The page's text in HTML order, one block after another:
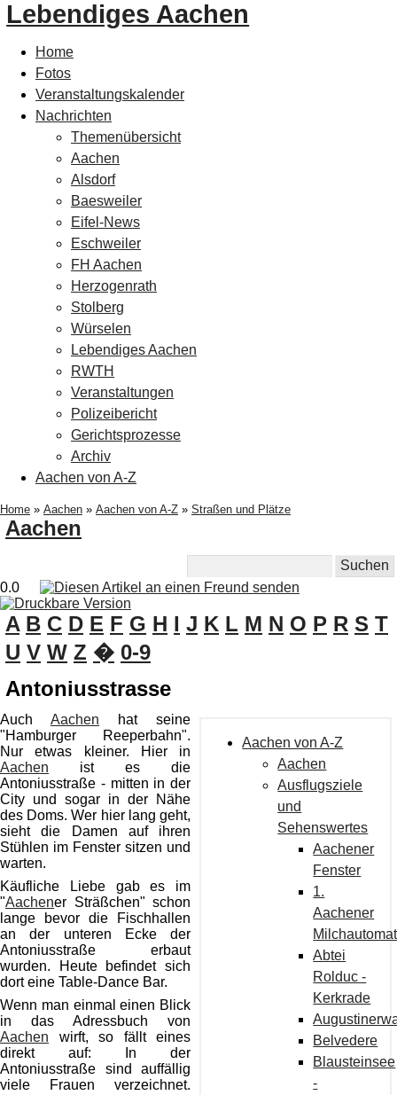
Lebendiges Aachen
Home
Fotos
Veranstaltungskalender
Nachrichten
Themenübersicht
Aachen
Alsdorf
Baesweiler
Eifel-News
Eschweiler
FH Aachen
Herzogenrath
Stolberg
Würselen
Lebendiges Aachen
RWTH
Veranstaltungen
Polizeibericht
Gerichtsprozesse
Archiv
Aachen von A-Z
Home » Aachen » Aachen von A-Z » Straßen und Plätze
Aachen
0.0
A B C D E F G H I J K L M N O P R S T
U V W Z � 0-9
Antoniusstrasse
Aachen von A-Z
Aachen
Ausflugsziele
und
Sehenswertes
Aachener
Fenster
1.
Aachener
Milchautomat
Abtei
Rolduc -
Kerkrade
Belvedere
Blausteinsee
-
AuchAachen hat seine
"Hamburger Reeperbahn".
Nur etwas kleiner. Hier in
Aachen ist es die
Antoniusstraße - mitten in der
City und sogar in der Nähe
des Doms. Wer hier lang geht,
sieht die Damen auf ihren
Stühlen im Fenster sitzen und
warten.
Käufliche Liebe gab es im
"Aachener Sträßchen" schon
lange bevor die Fischhallen
an der unteren Ecke der
Antoniusstraße erbaut
wurden. Heute befindet sich
dort eine Table-Dance Bar.
Wenn man einmal einen Blick
in das Adressbuch von
Aachen wirft, so fällt eines
direkt auf: In der
Antoniusstraße sind auffällig
viele Frauen verzeichnet.